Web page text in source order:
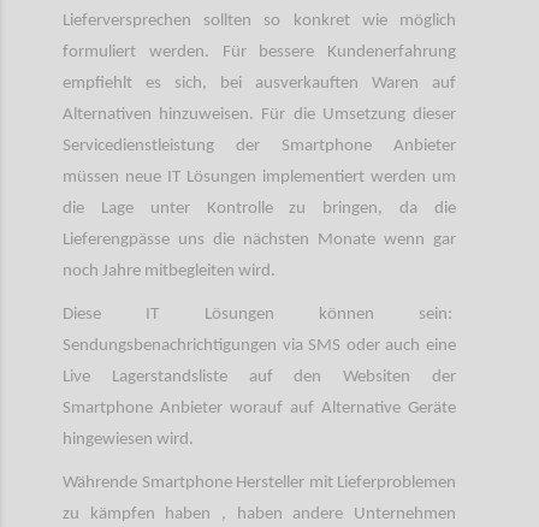
Lieferversprechen sollten so konkret wie möglich
formuliert werden. Für bessere Kundenerfahrung
empfiehlt es sich, bei ausverkauften Waren auf
Alternativen hinzuweisen. Für die Umsetzung dieser
Servicedienstleistung der Smartphone Anbieter
müssen neue IT Lösungen implementiert werden um
die Lage unter Kontrolle zu bringen, da die
Lieferengpässe uns die nächsten Monate wenn gar
noch Jahre mitbegleiten wird.
Diese IT Lösungen können sein:
Sendungsbenachrichtigungen via SMS oder auch eine
Live Lagerstandsliste auf den Websiten der
Smartphone Anbieter worauf auf Alternative Geräte
hingewiesen wird.
Währende Smartphone Hersteller mit Lieferproblemen
zu kämpfen haben , haben andere Unternehmen